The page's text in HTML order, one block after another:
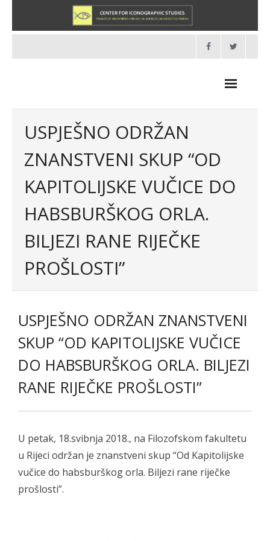
content
- O Centru
- Organizacija
- - Programsko vijeće
- Newsletter
SKUP
- - Program 2007
- - Galerija 2007
USPJEŠNO ODRŽAN
ZNANSTVENI SKUP “OD
KAPITOLIJSKE VUČICE DO
HABSBURŠKOG ORLA.
BILJEZI RANE RIJEČKE
PROŠLOSTI”
USPJEŠNO ODRŽAN ZNANSTVENI
SKUP “OD KAPITOLIJSKE VUČICE
DO HABSBURŠKOG ORLA. BILJEZI
RANE RIJEČKE PROŠLOSTI”
U petak, 18.svibnja 2018., na Filozofskom fakultetu
u Rijeci održan je znanstveni skup “Od Kapitolijske
vučice do habsburškog orla. Biljezi rane riječke
prošlosti”.